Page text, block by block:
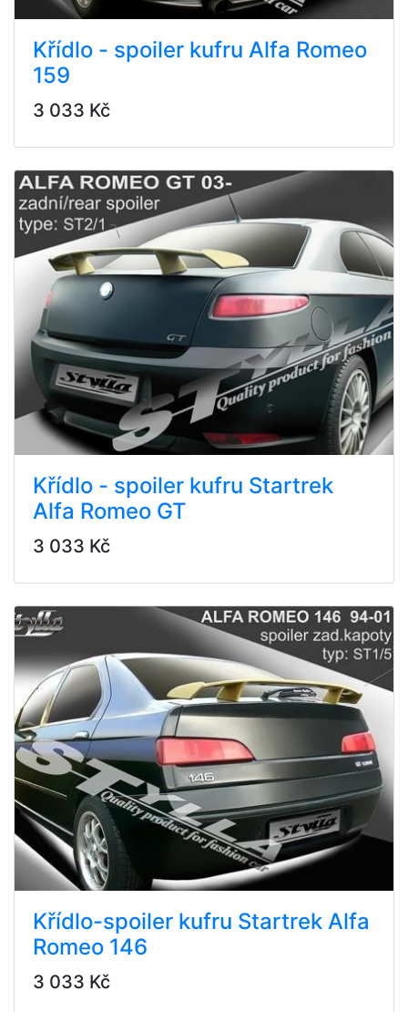
Křídlo - spoiler kufru Alfa Romeo
159
3 033 Kč
Křídlo - spoiler kufru Startrek
Alfa Romeo GT
3 033 Kč
Křídlo-spoiler kufru Startrek Alfa
Romeo 146
3 033 Kč